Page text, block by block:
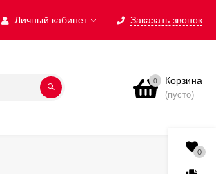
Личный кабинет Заказать звонок
0 Корзина
(пусто)
0